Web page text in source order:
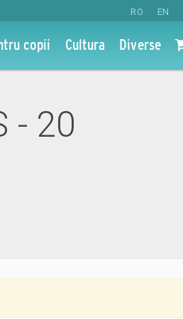
RO EN
copii Cultura Diverse
- 20